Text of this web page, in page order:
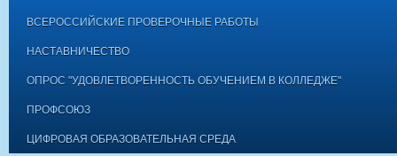
ВСЕРОССИЙСКИЕ ПРОВЕРОЧНЫЕ РАБОТЫ
НАСТАВНИЧЕСТВО
ОПРОС "УДОВЛЕТВОРЕННОСТЬ ОБУЧЕНИЕМ В КОЛЛЕДЖЕ"
ПРОФСОЮЗ
ЦИФРОВАЯ ОБРАЗОВАТЕЛЬНАЯ СРЕДА